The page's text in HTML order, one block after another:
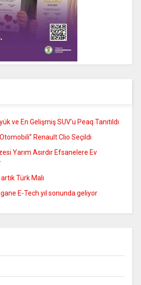
ve En Gelişmiş SUV’u Peaq Tanıtıldı
Otomobili” Renault Clio Seçildi
Yarım Asırdır Efsanelere Ev
Türk Malı
E-Tech yıl sonunda geliyor